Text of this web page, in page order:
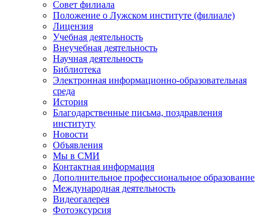
Совет филиала
Положение о Лужском институте (филиале)
Лицензия
Учебная деятельность
Внеучебная деятельность
Научная деятельность
Библиотека
Электронная информационно-образовательная
среда
История
Благодарственные письма, поздравления
институту
Новости
Объявления
Мы в СМИ
Контактная информация
Дополнительное профессиональное образование
Международная деятельность
Видеогалерея
Фотоэксурсия